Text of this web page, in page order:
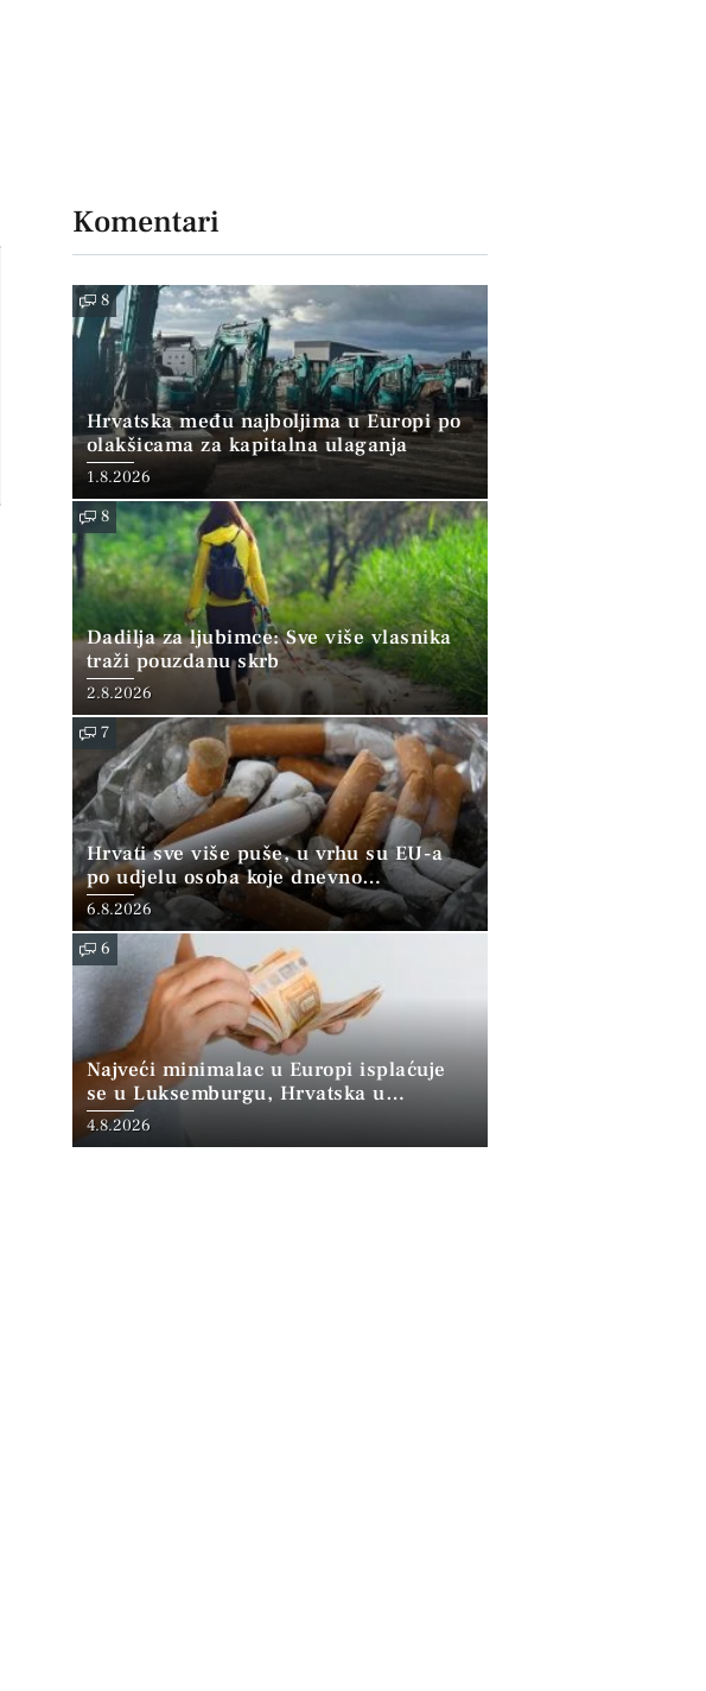
Komentari
8
Hrvatska među najboljima u Europi po
olakšicama za kapitalna ulaganja
1.8.2026
8
Dadilja za ljubimce: Sve više vlasnika
traži pouzdanu skrb
2.8.2026
7
Hrvati sve više puše, u vrhu su EU-a
po udjelu osoba koje dnevno
konzumiraju duhan
6.8.2026
6
Najveći minimalac u Europi isplaćuje
se u Luksemburgu, Hrvatska u
“srednjoj skupini”
4.8.2026